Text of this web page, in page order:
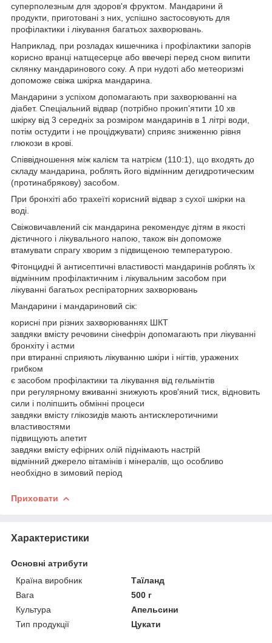
суперполезным для здоров'я фруктом. Мандарини й
продукти, приготовані з них, успішно застосовують для
профілактики і лікування багатьох захворювань.
Наприклад, при розладах кишечника і профілактики запорів
корисно вранці натщесерце або ввечері перед сном випити
склянку мандаринового соку. А при нудоті або метеоризмі
допоможе свіжа шкірка мандарина.
Мандарини з успіхом допомагають при захворюванні на
діабет. Спеціальний відвар (потрібно прокип'ятити 10 хв
шкірку від 3 середніх за розміром мандаринів в 1 літрі води,
потім остудити і не проціджувати) сприяє зниженню рівня
глюкози в крові.
Співвідношення між калієм та натрієм (110:1), що входять до
складу мандарина, роблять його відмінним дегидротическим
(протинабрякову) засобом.
При бронхіті або трахеїті корисний відвар з сухої шкірки на
воді.
Свіжовичавлений сік мандарина рекомендує дітям в якості
дієтичного і лікувального напою, також він допоможе
втамувати спрагу хворим з підвищеною температурою.
Фітонцидні й антисептичні властивості мандаринів роблять їх
відмінним профілактичним і лікувальним засобом при
лікуванні багатьох респіраторних захворювань
Мандарини і мандариновий сік:
корисні при різних захворюваннях ШКТ
завдяки вмісту речовини сінефрін допомагають при лікуванні
бронхіту і астми
при втиранні сприяють лікуванню шкіри і нігтів, уражених
грибком
є засобом профілактики та лікування від гельмінтів
при регулярному вживанні знижують кров'яний тиск, відновить
сили і поліпшить обмінні процеси
завдяки вмісту глікозидів мають антисклеротичними
властивостями
підвищують апетит
завдяки вмісту ефірних олій піднімають настрій
відмінний джерело вітамінів і мінералів, що особливо
необхідно в зимовий період
Приховати
Характеристики
Основні атрибути
Країна виробник
Таїланд
Вага
500 г
Культура
Апельсини
Тип продукції
Цукати